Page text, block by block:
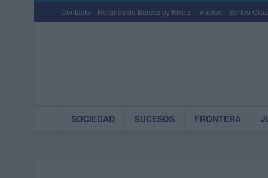
Contacto Horarios de Barcos by Kikoto Vuelos Sorteo
SOCIEDAD SUCESOS FRONTERA